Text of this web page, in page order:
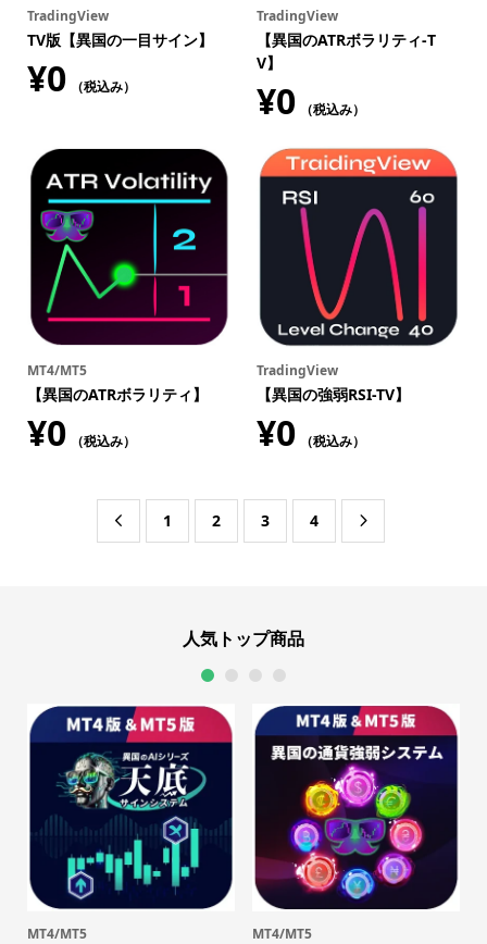
TradingView
TV版【異国の一目サイン】
¥0 （税込み）
TradingView
【異国のATRボラリティ-T
V】
¥0 （税込み）
MT4/MT5
【異国のATRボラリティ】
¥0 （税込み）
TradingView
【異国の強弱RSI-TV】
¥0 （税込み）
 1 2 3 4 
人気トップ商品
MT4/MT5 MT4/MT5
1 2 3 4